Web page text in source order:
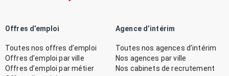
Offres d’emploi
Toutes nos offres d’emploi
Offres d’emploi par ville
Offres d’emploi par métier
Agence d’intérim
Toutes nos agences d’intérim
Nos agences par ville
Nos cabinets de recrutement